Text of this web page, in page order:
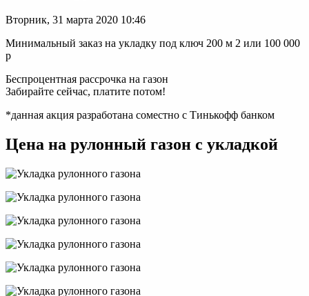
Вторник, 31 марта 2020 10:46
Минимальный заказ на укладку под ключ 200 м 2 или 100 000
р
Беспроцентная рассрочка на газон
Забирайте сейчас, платите потом!
*данная акция разработана соместно с Тинькофф банком
Цена на рулонный газон с укладкой